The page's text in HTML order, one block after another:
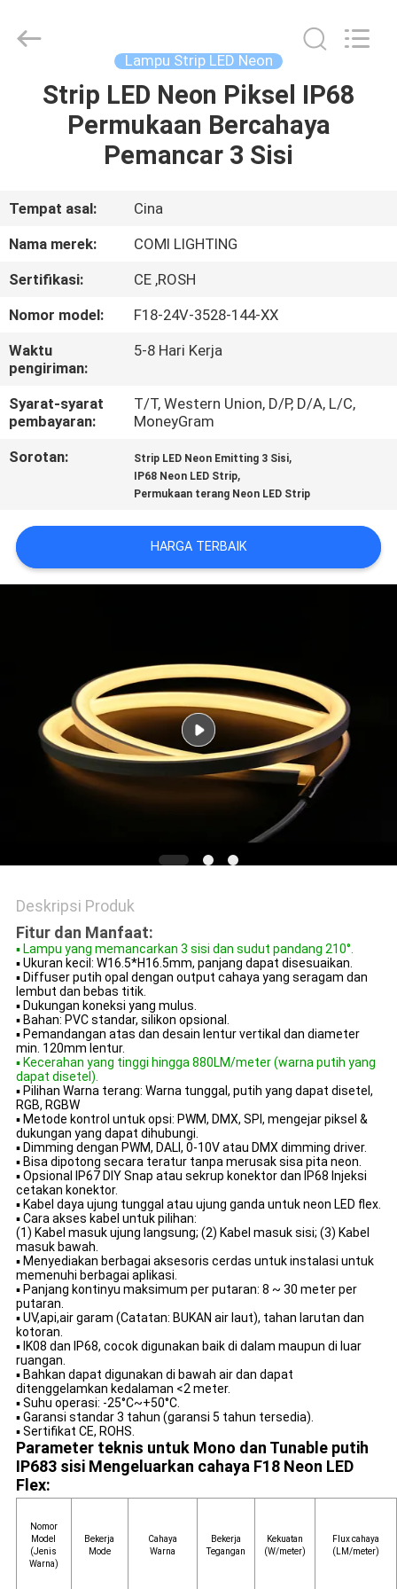
RUMAH
TENTANG
KAMI
TUR
PABRIK
KONTROL
KUALITAS
HUBUNGI
BERITA
SITEMAP
KEBIJAKAN
PRIVASI
COMI
LIGHTING
Lampu Strip LED Neon
Strip LED Neon Piksel IP68
Permukaan Bercahaya
Pemancar 3 Sisi
Tempat asal:
Cina
Nama merek:
COMI LIGHTING
Sertifikasi:
CE ,ROSH
Nomor model:
F18-24V-3528-144-XX
Waktu
pengiriman:
5-8 Hari Kerja
Syarat-syarat
pembayaran:
T/T, Western Union, D/P, D/A, L/C,
MoneyGram
Sorotan:
Strip LED Neon Emitting 3 Sisi,
IP68 Neon LED Strip,
Permukaan terang Neon LED Strip
HARGA TERBAIK
Deskripsi Produk
Fitur dan Manfaat:
▪ Lampu yang memancarkan 3 sisi dan sudut pandang 210°.
▪ Ukuran kecil: W16.5*H16.5mm, panjang dapat disesuaikan.
▪ Diffuser putih opal dengan output cahaya yang seragam dan
lembut dan bebas titik.
▪ Dukungan koneksi yang mulus.
▪ Bahan: PVC standar, silikon opsional.
▪ Pemandangan atas dan desain lentur vertikal dan diameter
min. 120mm lentur.
▪ Kecerahan yang tinggi hingga 880LM/meter (warna putih yang
dapat disetel).
▪ Pilihan Warna terang: Warna tunggal, putih yang dapat disetel,
RGB, RGBW
▪ Metode kontrol untuk opsi: PWM, DMX, SPI, mengejar piksel &
dukungan yang dapat dihubungi.
▪ Dimming dengan PWM, DALI, 0-10V atau DMX dimming driver.
▪ Bisa dipotong secara teratur tanpa merusak sisa pita neon.
▪ Opsional IP67 DIY Snap atau sekrup konektor dan IP68 Injeksi
cetakan konektor.
▪ Kabel daya ujung tunggal atau ujung ganda untuk neon LED flex.
▪ Cara akses kabel untuk pilihan:
(1) Kabel masuk ujung langsung; (2) Kabel masuk sisi; (3) Kabel
masuk bawah.
▪ Menyediakan berbagai aksesoris cerdas untuk instalasi untuk
memenuhi berbagai aplikasi.
▪ Panjang kontinyu maksimum per putaran: 8 ~ 30 meter per
putaran.
▪ UV,api,air garam (Catatan: BUKAN air laut), tahan larutan dan
kotoran.
▪ IK08 dan IP68, cocok digunakan baik di dalam maupun di luar
ruangan.
▪ Bahkan dapat digunakan di bawah air dan dapat
ditenggelamkan kedalaman <2 meter.
▪ Suhu operasi: -25°C~+50°C.
▪ Garansi standar 3 tahun (garansi 5 tahun tersedia).
▪ Sertifikat CE, ROHS.
Parameter teknis untuk Mono dan Tunable putih
IP683 sisi Mengeluarkan cahaya F18 Neon LED
Flex:
Nomor
Model
(Jenis
Warna)
Bekerja
Mode
Cahaya
Warna
Bekerja
Tegangan
Kekuatan
(W/meter)
Flux cahaya
(LM/meter)